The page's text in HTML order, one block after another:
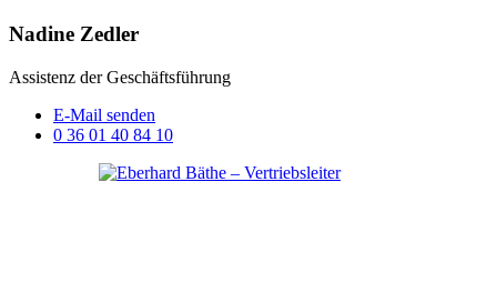
Nadine Zedler
Assistenz der Geschäftsführung
E-Mail senden
0 36 01 40 84 10